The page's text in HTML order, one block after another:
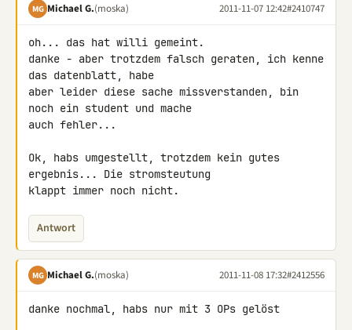
MG Michael G.(moska) 2011-11-07 12:42#2410747
oh... das hat willi gemeint.
danke - aber trotzdem falsch geraten, ich kenne
das datenblatt, habe
aber leider diese sache missverstanden, bin
noch ein student und mache
auch fehler...
Ok, habs umgestellt, trotzdem kein gutes
ergebnis... Die stromsteutung
klappt immer noch nicht.
Antwort
MG Michael G.(moska) 2011-11-08 17:32#2412556
danke nochmal, habs nur mit 3 OPs gelöst